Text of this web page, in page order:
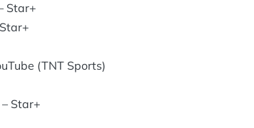
Star+
(TNT Sports)
Star+